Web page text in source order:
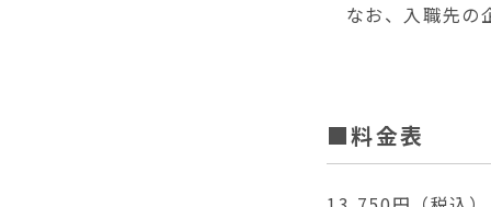
なお、入職先の
■料金表